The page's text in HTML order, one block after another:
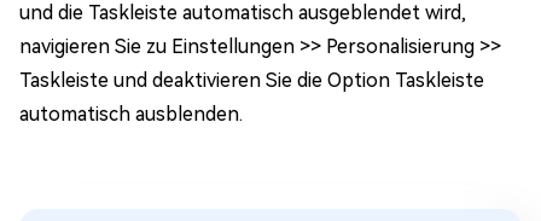
und die Taskleiste automatisch ausgeblendet wird,
navigieren Sie zu Einstellungen >> Personalisierung >>
Taskleiste und deaktivieren Sie die Option Taskleiste
automatisch ausblenden.